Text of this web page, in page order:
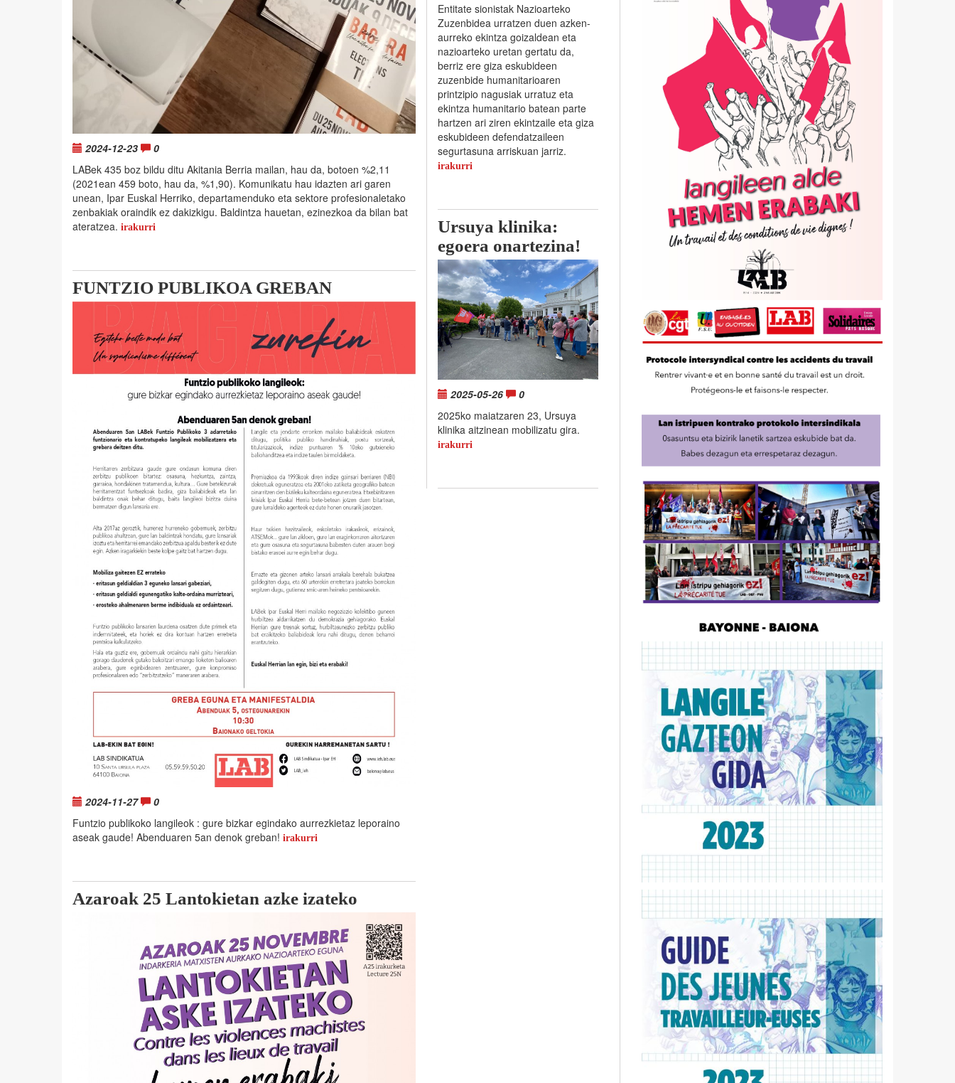
2024-12-23
0
LABek 435 boz bildu ditu Akitania Berria mailan, hau da, botoen %2,11
(2021ean 459 boto, hau da, %1,90). Komunikatu hau idazten ari garen
unean, Ipar Euskal Herriko, departamenduko eta sektore profesionaletako
zenbakiak oraindik ez dakizkigu. Baldintza hauetan, ezinezkoa da bilan bat
ateratzea. irakurri
FUNTZIO PUBLIKOA GREBAN
2024-11-27
0
Funtzio publikoko langileok : gure bizkar egindako aurrezkietaz leporaino
aseak gaude! Abenduaren 5an denok greban! irakurri
Azaroak 25 Lantokietan azke izateko
Entitate sionistak Nazioarteko
Zuzenbidea urratzen duen azken-
aurreko ekintza goizaldean eta
nazioarteko uretan gertatu da,
berriz ere giza eskubideen
zuzenbide humanitarioaren
printzipio nagusiak urratuz eta
ekintza humanitario batean parte
hartzen ari ziren ekintzaile eta giza
eskubideen defendatzaileen
segurtasuna arriskuan jarriz.
irakurri
Ursuya klinika:
egoera onartezina!
2025-05-26
0
2025ko maiatzaren 23, Ursuya
klinika aitzinean mobilizatu gira.
irakurri